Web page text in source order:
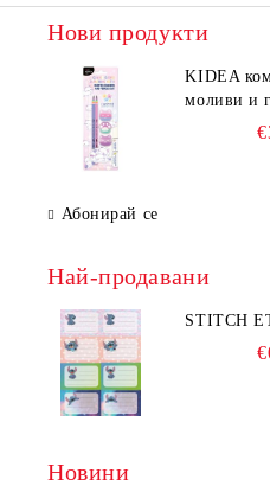
Нови продукти
KIDEA
моливи и
Абонирай се
Най-продавани
STITCH
Новини